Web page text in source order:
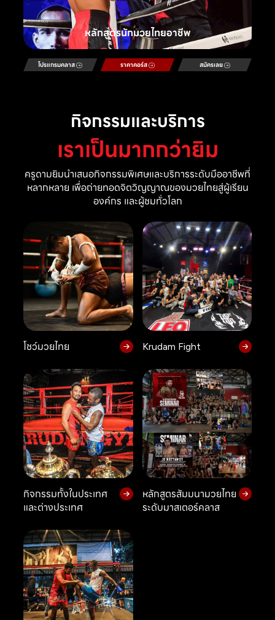
หลักสูตรนักมวยไทยอาชีพ
โปรแกรมคลาส ราคาคอร์ส สมัครเลย
กิจกรรมและบริการ
เราเป็นมากกว่ายิม
ครูดามยิมนำเสนอกิจกรรมพิเศษและบริการระดับมืออาชีพที่
หลากหลาย เพื่อถ่ายทอดจิตวิญญาณของมวยไทยสู่ผู้เรียน
องค์กร และผู้ชมทั่วโลก
โชว์มวยไทย Krudam Fight
กิจกรรมทั้งในประเทศ
และต่างประเทศ
หลักสูตรสัมมนามวยไทย
ระดับมาสเตอร์คลาส